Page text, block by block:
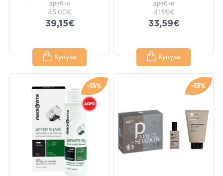
дребно
45,00€
39,15€
Купува
дребно
41,99€
33,59€
Купува
-15% -13%